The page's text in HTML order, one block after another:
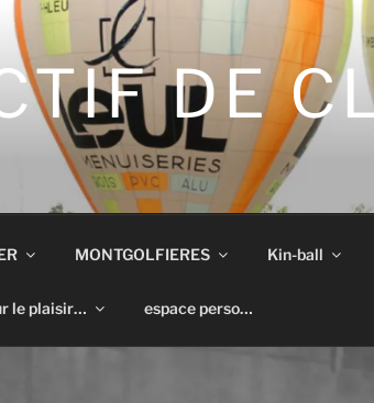
DE
MONTGOLFIERES Kin-ball
le plaisir… espace perso…